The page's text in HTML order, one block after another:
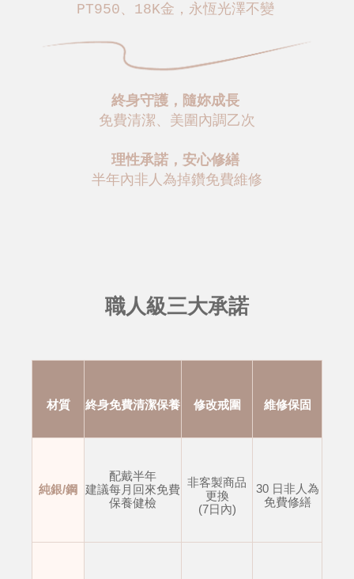
PT950、18K金，永恆光澤不變
終身守護，隨妳成長
免費清潔、美圍內調乙次
理性承諾，安心修繕
半年內非人為掉鑽免費維修
職人級三大承諾
材質 終身免費清潔保養 修改戒圍 維修保固
純銀/鋼
配戴半年
建議每月回來免費
保養健檢
非客製商品
更換
(7日內)
30 日非人為
免費修繕